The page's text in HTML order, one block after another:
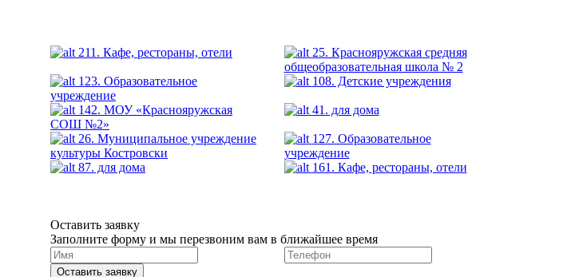
211. Кафе, рестораны, отели
25. Краснояружская средняя
общеобразовательная школа № 2
123. Образовательное
учреждение
108. Детские учреждения
142. МОУ «Краснояружская
СОШ №2»
41. для дома
26. Муниципальное учреждение
культуры Костровски
127. Образовательное
учреждение
87. для дома 161. Кафе, рестораны, отели
Оставить заявку
Заполните форму и мы перезвоним вам в ближайшее время